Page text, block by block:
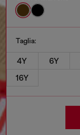
Taglia:
4Y 6Y
16Y